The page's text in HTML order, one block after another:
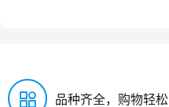
品种齐全，购物轻松